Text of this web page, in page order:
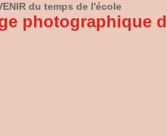
du temps de l'école
photographique